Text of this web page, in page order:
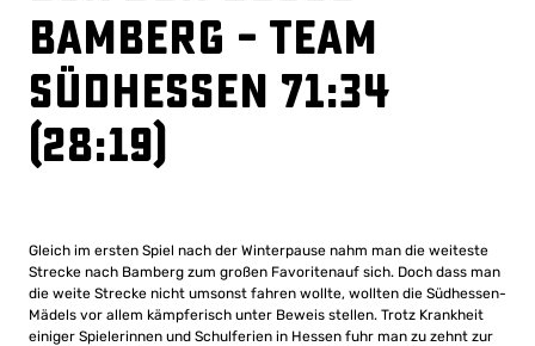
Bamberg – Team
Südhessen 71:34
(28:19)
Gleich im ersten Spiel nach der Winterpause nahm man die weiteste
Strecke nach Bamberg zum großen Favoritenauf sich. Doch dass man
die weite Strecke nicht umsonst fahren wollte, wollten die Südhessen-
Mädels vor allem kämpferisch unter Beweis stellen. Trotz Krankheit
einiger Spielerinnen und Schulferien in Hessen fuhr man zu zehnt zur